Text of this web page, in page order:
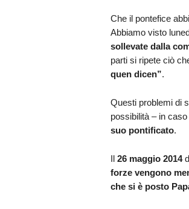
Che il pontefice
Abbiamo visto
sollevate dalla
parti si ripete ciò
quen dicen”.
Questi problemi di
possibilità – in
suo pontificato.
Il 26 maggio 2014
forze vengono
che si è posto